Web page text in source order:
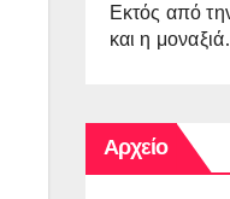
Εκτός από
και η
Αρχείο